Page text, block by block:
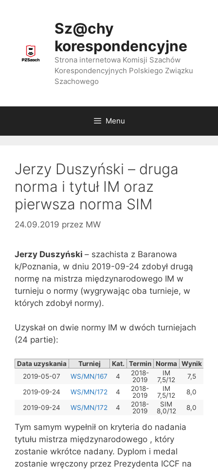
Sz@chy
korespondencyjne
Strona internetowa Komisji Szachów
Korespondencyjnych Polskiego Związku
Szachowego
Menu
Jerzy Duszyński – druga
norma i tytuł IM oraz
pierwsza norma SIM
24.09.2019 przez MW
Jerzy Duszyński – szachista z Baranowa
k/Poznania, w dniu 2019-09-24 zdobył drugą
normę na mistrza międzynarodowego IM w
turnieju o normy (wygrywając oba turnieje, w
których zdobył normy).
Uzyskał on dwie normy IM w dwóch turniejach
(24 partie):
Data uzyskania Turniej Kat. Termin Norma
Wynik
2019-05-07
WS/MN/167 4
2018-
2019
IM
7,5/12
7,5
2019-09-24
WS/MN/172 4
2018-
2019
IM
7,5/12
8,0
2019-09-24
WS/MN/172 4
2018-
2019
SIM
8,0/12
8,0
Tym samym wypełnił on kryteria do nadania
tytułu mistrza międzynarodowego , który
zostanie wkrótce nadany. Dyplom i medal
zostanie wręczony przez Prezydenta ICCF na